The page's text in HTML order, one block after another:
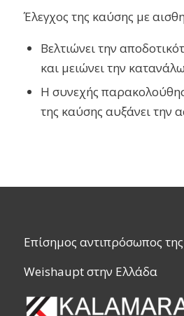
Έλεγχος της καύσης με
Βελτιώνει την
και μειώνει την
Η συνεχής
της καύσης αυξάνει την
Επίσημος αντιπρόσωπος της
Weishaupt στην Ελλάδα